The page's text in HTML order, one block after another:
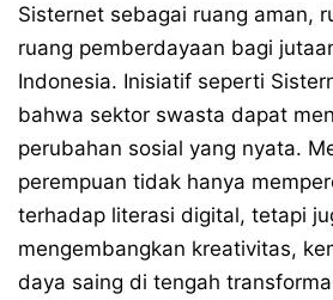
Sisternet sebagai ruang aman,
ruang pemberdayaan bagi
Indonesia. Inisiatif seperti
bahwa sektor swasta dapat
perubahan sosial yang nyata.
perempuan tidak hanya
terhadap literasi digital, tetapi
mengembangkan kreativitas,
daya saing di tengah